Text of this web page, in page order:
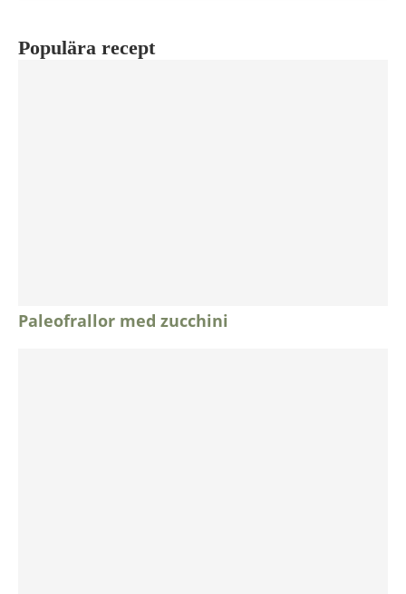
Populära recept
Paleofrallor med zucchini